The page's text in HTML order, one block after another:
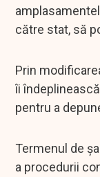
către stat, să
Prin
îi
pentru a
Termenul de
a procedurii